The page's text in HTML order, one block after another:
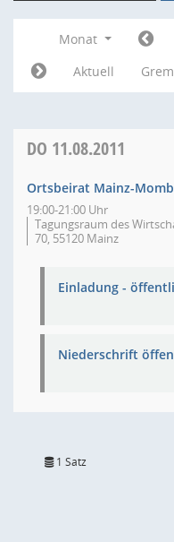
Monat
Aktuell
DO 11.08.2011
Ortsbeirat Mainz-
19:00-21:00 Uhr
Tagungsraum des
70, 55120 Mainz
Einladung -
Niederschrift
1 Satz